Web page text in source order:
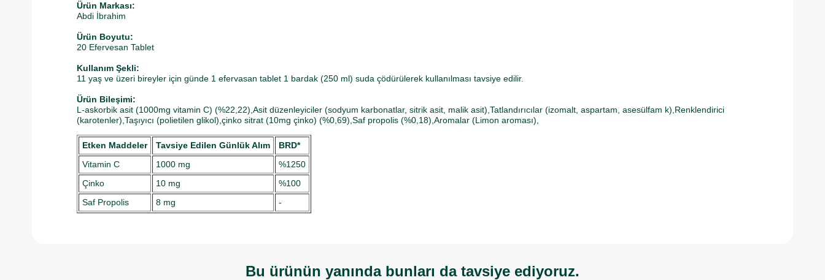
Ürün Markası:
Abdi İbrahim
Ürün Boyutu:
20 Efervesan Tablet
Kullanım Şekli:
11 yaş ve üzeri bireyler için günde 1 efervasan tablet 1 bardak (250 ml) suda çödürülerek kullanılması tavsiye edilir.
Ürün Bileşimi:
L-askorbik asit (1000mg vitamin C) (%22,22),Asit düzenleyiciler (sodyum karbonatlar, sitrik asit, malik asit),Tatlandırıcılar (izomalt, aspartam, asesülfam k),Renklendirici
(karotenler),Taşıyıcı (polietilen glikol),çinko sitrat (10mg çinko) (%0,69),Saf propolis (%0,18),Aromalar (Limon aroması),
Etken Maddeler Tavsiye Edilen Günlük Alım
BRD*
Vitamin C
1000 mg
%1250
Çinko
10 mg
%100
Saf Propolis
8 mg -
Bu ürünün yanında bunları da tavsiye ediyoruz.